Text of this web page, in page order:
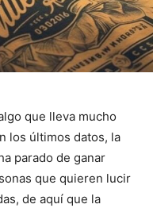
que lleva mucho
los últimos datos, la
parado de ganar
que quieren lucir
de aquí que la